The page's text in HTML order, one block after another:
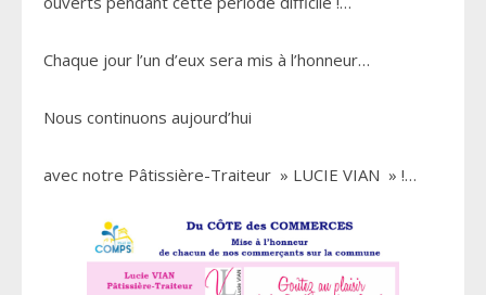
Chaque jour l’un d’eux sera mis à l’honneur…
Nous continuons aujourd’hui
avec notre Pâtissière-Traiteur » LUCIE VIAN » !…